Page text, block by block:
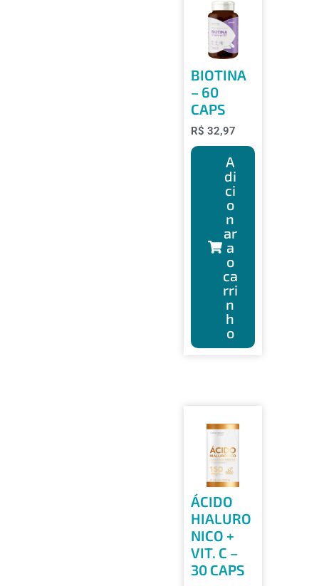
BIOTINA
– 60
CAPS
R$ 32,97
A
di
ci
o
n
ar
a
o
ca
rri
n
h
o
ÁCIDO
HIALURO
NICO +
VIT. C –
30 CAPS